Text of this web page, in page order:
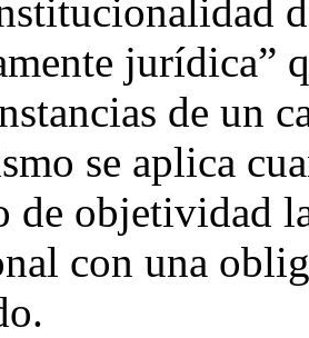
jurídica”
de un
se aplica
de objetividad
con una